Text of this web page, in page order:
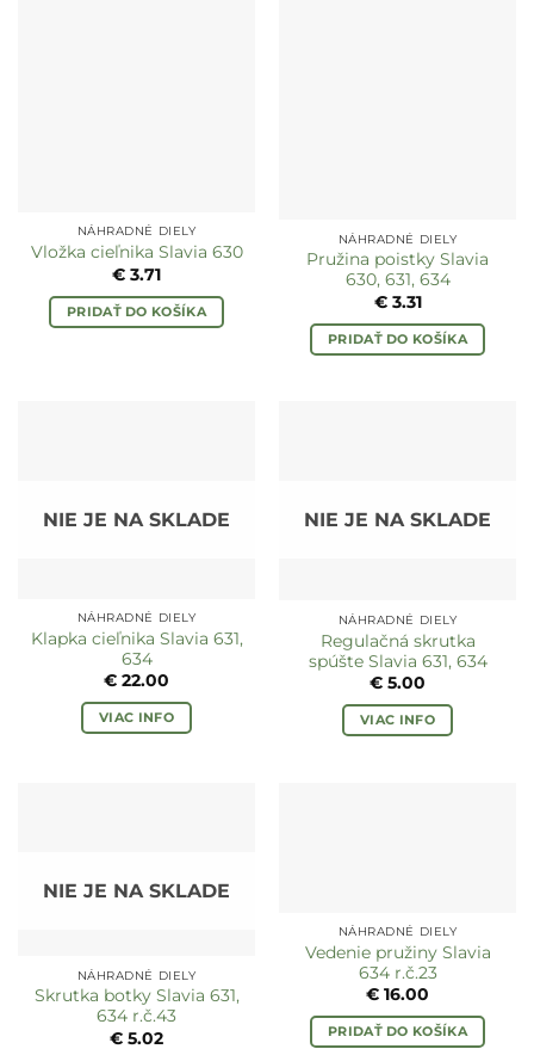
NÁHRADNÉ DIELY
Vložka cieľnika Slavia 630
€ 3.71
PRIDAŤ DO KOŠÍKA
NÁHRADNÉ DIELY
Pružina poistky Slavia
630, 631, 634
€3.31
PRIDAŤ DO KOŠÍKA
NIE JE NA SKLADE
NÁHRADNÉ DIELY
Klapka cieľnika Slavia 631,
634
€ 22.00
VIAC INFO
NIE JE NA SKLADE
NÁHRADNÉ DIELY
Regulačná skrutka
spúšte Slavia 631, 634
€ 5.00
VIAC INFO
NIE JE NA SKLADE
NÁHRADNÉ DIELY
Skrutka botky Slavia 631,
634 r.č.43
€ 5.02
NÁHRADNÉ DIELY
Vedenie pružiny Slavia
634 r.č.23
€ 16.00
PRIDAŤ DO KOŠÍKA